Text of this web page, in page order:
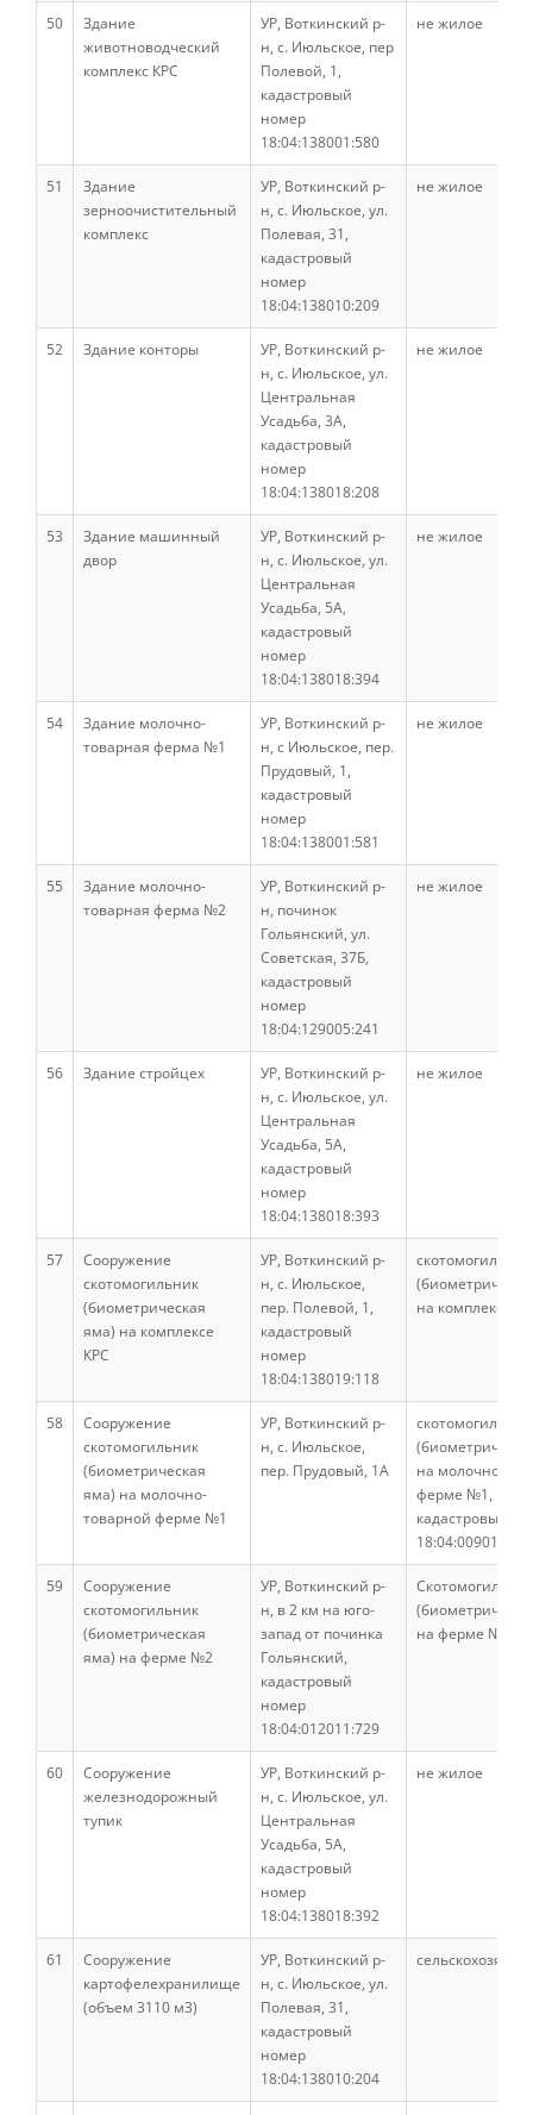
Научные разработки
Консультационные услуги
Список публикаций
Информационные системы
Лесохозяйственный факультет
История факультета
Направления подготовки
Научные разработки
Консультационные услуги
Список публикаций
Информационные системы
Факультет ветеринарной медицины
История факультета
Учебная деятельность
Материально-техническая база
Практические навыки
Студенческая научно-
исследовательская работа
Воспитательная и внеучебная работа
Наша гордость
Направления подготовки
Научные разработки
Консультационные услуги
50
Здание
животноводческий
комплекс КРС
УР, Воткинский р-
н, с. Июльское, пер
Полевой, 1,
кадастровый
номер
18:04:138001:580
не жилое
51
Здание
зерноочистительный
комплекс
УР, Воткинский р-
н, с. Июльское, ул.
Полевая, 31,
кадастровый
номер
18:04:138010:209
не жилое
52 Здание конторы
УР, Воткинский р-
н, с. Июльское, ул.
Центральная
Усадьба, 3А,
кадастровый
номер
18:04:138018:208
не жилое
53
Здание машинный
двор
УР, Воткинский р-
н, с. Июльское, ул.
Центральная
Усадьба, 5А,
кадастровый
номер
18:04:138018:394
не жилое
54
Здание молочно-
товарная ферма №1
УР, Воткинский р-
н, с Июльское, пер.
Прудовый, 1,
кадастровый
номер
18:04:138001:581
не жилое
55
Здание молочно-
товарная ферма №2
УР, Воткинский р-
н, починок
Гольянский, ул.
Советская, 37Б,
кадастровый
номер
18:04:129005:241
не жилое
56 Здание стройцех
УР, Воткинский р-
н, с. Июльское, ул.
Центральная
Усадьба, 5А,
кадастровый
номер
18:04:138018:393
не жилое
57
Сооружение
скотомогильник
(биометрическая
яма) на комплексе
КРС
УР, Воткинский р-
н, с. Июльское,
пер. Полевой, 1,
кадастровый
номер
18:04:138019:118
скотомогильник
на комплексе
58
Сооружение
скотомогильник
(биометрическая
яма) на молочно-
товарной ферме №1
УР, Воткинский р-
н, с. Июльское,
пер. Прудовый, 1А
скотомогильник
на молочно-
ферме №1,
кадастровый
59
Сооружение
скотомогильник
(биометрическая
яма) на ферме №2
УР, Воткинский р-
н, в 2 км на юго-
запад от починка
Гольянский,
кадастровый
номер
18:04:012011:729
Скотомогильник
на ферме №2
60
Сооружение
железнодорожный
тупик
УР, Воткинский р-
н, с. Июльское, ул.
Центральная
Усадьба, 5А,
кадастровый
номер
18:04:138018:392
не жилое
61
Сооружение
картофелехранилище
(объем 3110 м3)
УР, Воткинский р-
н, с. Июльское, ул.
Полевая, 31,
кадастровый
номер
18:04:138010:204